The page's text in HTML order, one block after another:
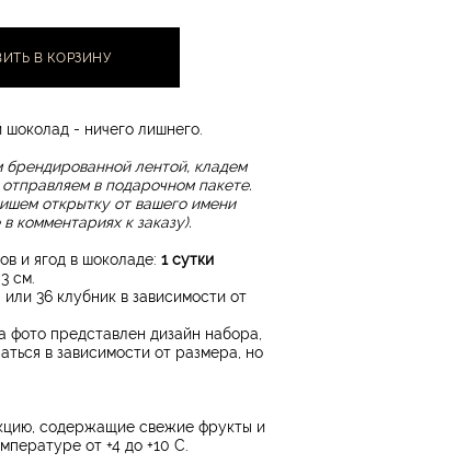
В КОРЗИНУ
- ничего лишнего.
лентой, кладем
в подарочном пакете.
открытку от вашего имени
комментариях к заказу).
и ягод в шоколаде: 1 сутки
см.
36 клубник в зависимости от
представлен дизайн набора,
в зависимости от размера, но
содержащие свежие фрукты и
от +4 до +10 С.